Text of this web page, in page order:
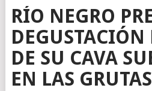
RÍO NEGRO
DEGUSTACIÓN
DE SU CAVA
EN LAS GRUTAS